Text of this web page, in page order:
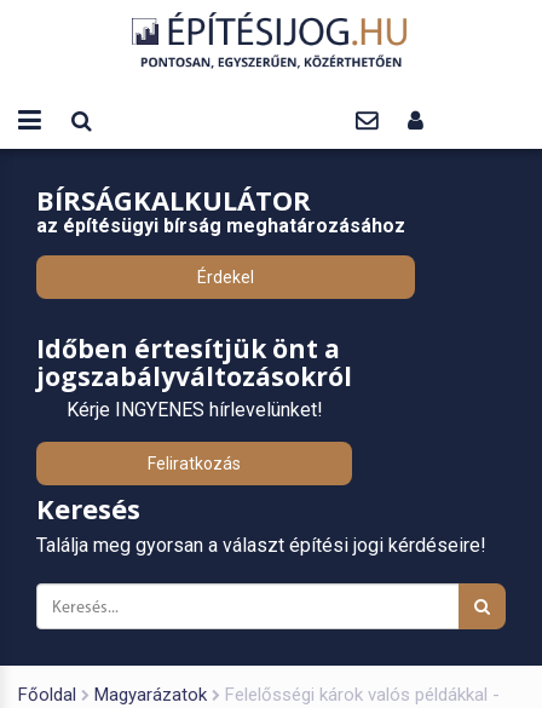
BÍRSÁGKALKULÁTOR
az építésügyi bírság meghatározásához
Érdekel
Időben értesítjük önt a
jogszabályváltozásokról
Kérje INGYENES hírlevelünket!
Feliratkozás
Keresés
Találja meg gyorsan a választ építési jogi kérdéseire!
Főoldal Magyarázatok
Felelősségi károk valós példákkal -